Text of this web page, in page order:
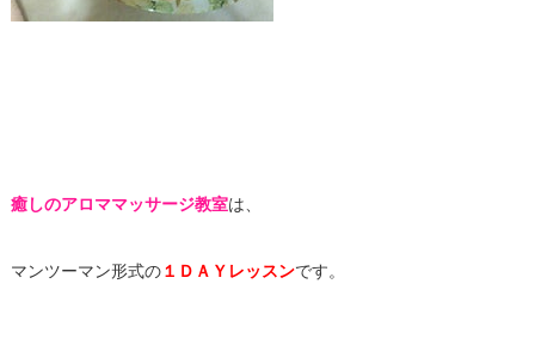
癒しのアロママッサージ教室は、
マンツーマン形式の１ＤＡＹレッスンです。